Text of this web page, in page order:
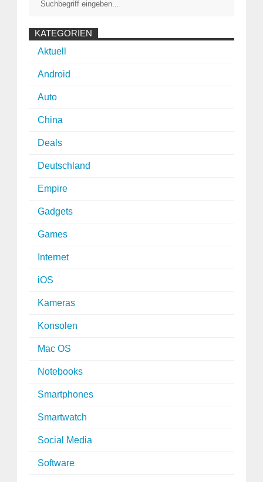
KATEGORIEN
Aktuell
Android
Auto
China
Deals
Deutschland
Empire
Gadgets
Games
Internet
iOS
Kameras
Konsolen
Mac OS
Notebooks
Smartphones
Smartwatch
Social Media
Software